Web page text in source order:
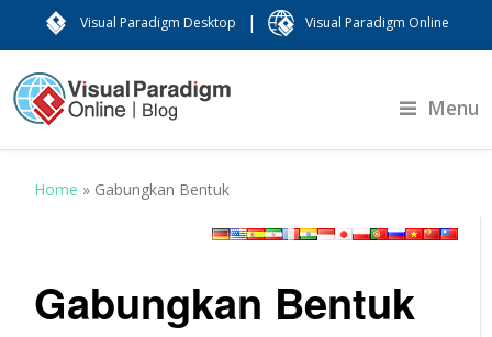
Visual Paradigm Desktop | Visual Paradigm Online
Menu
Home » Gabungkan Bentuk
Gabungkan Bentuk